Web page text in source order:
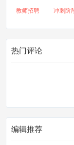
教师招聘 冲刺阶
热门评论
编辑推荐